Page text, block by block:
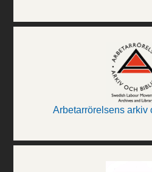
Arbetarrörelsens arkiv